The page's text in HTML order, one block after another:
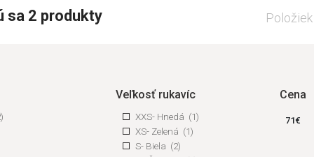
sa 2 produkty
Veľkosť rukavíc
XXS- Hnedá (1)
XS- Zelená (1)
S- Biela (2)
Cena
71€